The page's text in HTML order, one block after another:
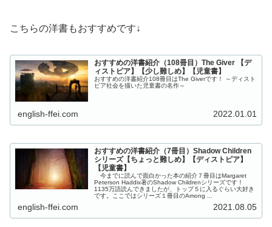
こちらの洋書もおすすめです↓
おすすめの洋書紹介（108冊目）The Giver 【デ
ィストピア】【少し難しめ】【児童書】
おすすめの洋書紹介108冊目はThe Giverです！ ～ディスト
ピア社会を描いた児童書の名作～
english-ffei.com 2022.01.01
おすすめの洋書紹介（7冊目）Shadow Children
シリーズ【ちょっと難しめ】【ディストピア】
【児童書】
今までに読んで面白かった本の紹介７冊目はMargaret
Peterson Haddix著のShadow Childrenシリーズです！
1135万語読んできましたが、トップ５に入るぐらい大好き
です。ここではシリーズ１冊目のAmong ...
english-ffei.com 2021.08.05